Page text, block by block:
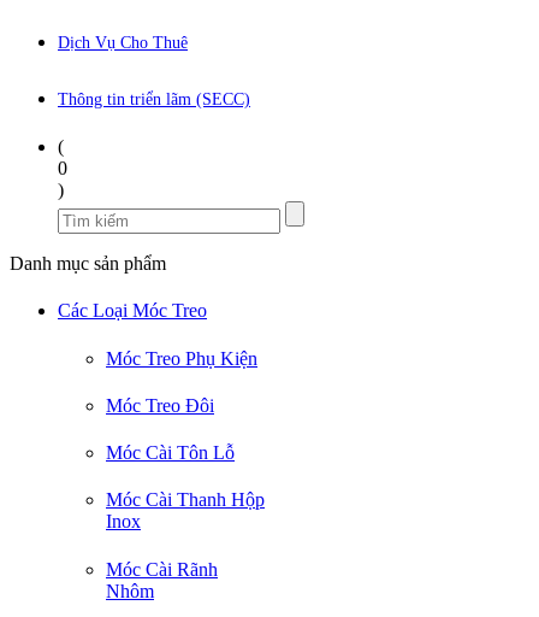
Dịch Vụ Cho Thuê
Thông tin triển lãm (SECC)
(
0
)
Danh mục sản phẩm
Các Loại Móc Treo
Móc Treo Phụ Kiện
Móc Treo Đôi
Móc Cài Tôn Lỗ
Móc Cài Thanh Hộp
Inox
Móc Cài Rãnh
Nhôm